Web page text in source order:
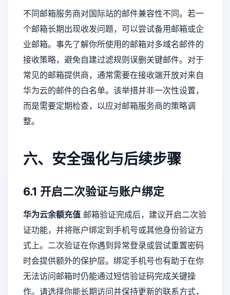
不同邮箱服务商对国际站的邮件兼容性不同。若一
个邮箱长期出现收发问题，可以尝试备用邮箱或企
业邮箱。事先了解你所使用的邮箱对多域名邮件的
接收策略，避免自建过滤规则误删关键邮件。对于
常见的邮箱提供商，通常需要在接收端开放对来自
华为云的邮件的白名单。该举措并非一次性设置，
而是需要定期检查，以应对邮箱服务商的策略调
整。
六、安全强化与后续步骤
6.1 开启二次验证与账户绑定
华为云余额充值 邮箱验证完成后，建议开启二次验
证功能，并将账户绑定到手机号或其他身份验证方
式上。二次验证在你遇到异常登录或尝试重置密码
时会提供额外的保护层。绑定手机号也有助于在你
无法访问邮箱时仍能通过短信验证码完成关键操
作。请选择你能长期访问并保持更新的联系方式，